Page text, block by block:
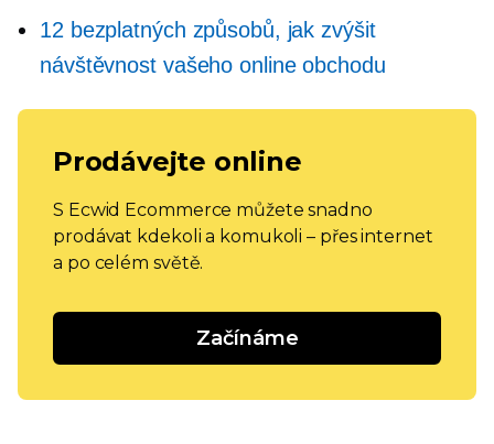
12 bezplatných způsobů, jak zvýšit
návštěvnost vašeho online obchodu
Prodávejte online
S Ecwid Ecommerce můžete snadno
prodávat kdekoli a komukoli – přes internet
a po celém světě.
Začínáme